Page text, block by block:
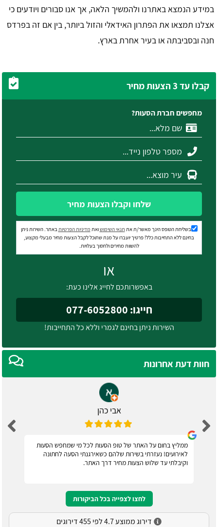
במידע הנמצא באתרנו ולהמשיך הלאה, אך אנו סבורים ויודעים כי
אצלנו תמצאו את הפתרון האידאלי והזול ביותר, בין אם זה בפרדס
חנה ובסביבתה או בעיר אחרת בארץ.
קבלו עד 3 הצעות מחיר
מחפשים חברת הסעות?
שלחו וקבלו הצעות מחיר
בשליחת הטופס הינך מאשר/ת את תנאי השימושואת מדיניות הפרטיותבאתר. השירות ניתן
בחינם ללא התחייבות כלל! פרטיך יועברו על מנת שתוכל לקבל הצעות מחיר מבעלי מקצוע,
להשוות מחירים ולחסוך בעלויות.
או
באפשרותכם לחייג אלינו כעת:
חייגו: 077-6052800
השירות ניתן בחינם לגמרי וללא כל התחייבות!
חוות דעת אחרונות
אבי כהן
ממליץ בחום על האתר של טופ הסעות לכל מי שמחפש הסעות
לאירועים! נעזרתי בשירות שלהם כשאירגנתי הסעה לחתונה
וקיבלתי עד שלוש הצעות מחיר דרך האתר.
לחצו לצפייה בכל הביקורות
דירוג ממוצע 4.7 לפי 455 דירוגים